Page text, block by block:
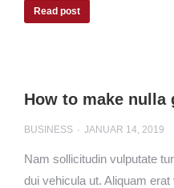
Read post
How to make nulla
BUSINESS JANUAR 14, 2019
Nam sollicitudin vulputate
dui vehicula ut. Aliquam erat